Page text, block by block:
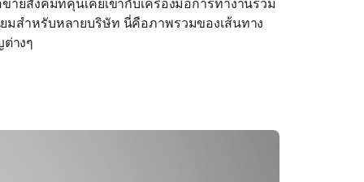
มสำหรับหลายบริษัท นี่คือภาพรวมของเส้นทาง
างๆ